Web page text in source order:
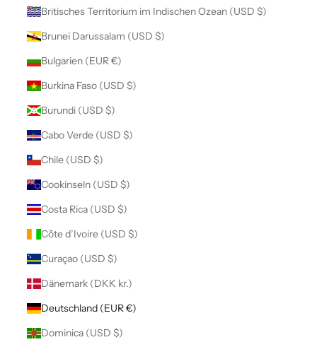
Britisches Territorium im Indischen Ozean (USD $)
Brunei Darussalam (USD $)
Bulgarien (EUR €)
Burkina Faso (USD $)
Burundi (USD $)
Cabo Verde (USD $)
Chile (USD $)
Cookinseln (USD $)
Costa Rica (USD $)
Côte d’Ivoire (USD $)
Curaçao (USD $)
Dänemark (DKK kr.)
Deutschland (EUR €)
Dominica (USD $)